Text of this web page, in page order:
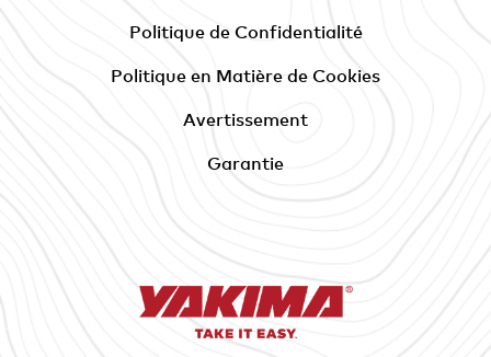
Politique de Confidentialité
Politique en Matière de Cookies
Avertissement
Garantie